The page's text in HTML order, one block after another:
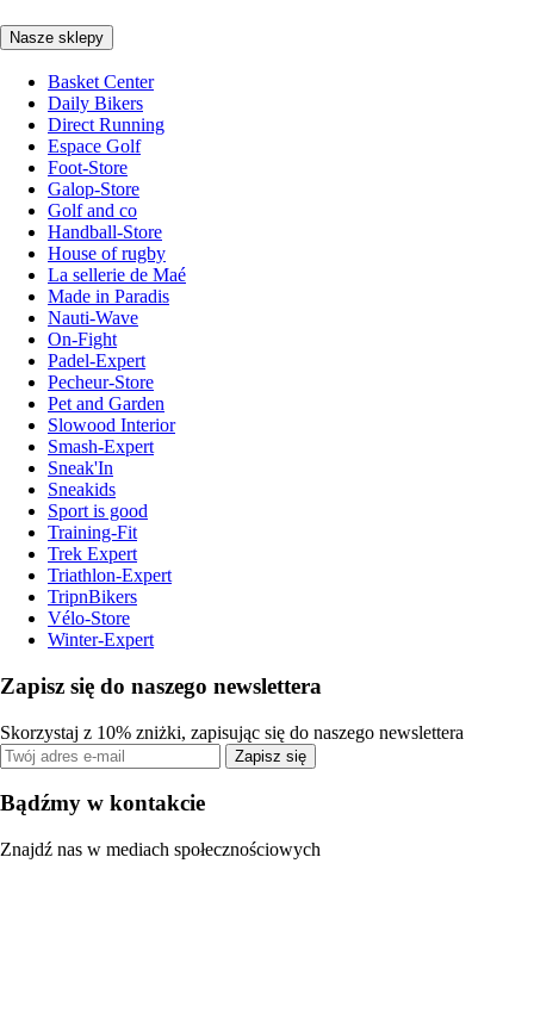
Nasze sklepy
Basket Center
Daily Bikers
Direct Running
Espace Golf
Foot-Store
Galop-Store
Golf and co
Handball-Store
House of rugby
La sellerie de Maé
Made in Paradis
Nauti-Wave
On-Fight
Padel-Expert
Pecheur-Store
Pet and Garden
Slowood Interior
Smash-Expert
Sneak'In
Sneakids
Sport is good
Training-Fit
Trek Expert
Triathlon-Expert
TripnBikers
Vélo-Store
Winter-Expert
Zapisz się do naszego newslettera
Skorzystaj z 10% zniżki, zapisując się do naszego newslettera
Zapisz się
Bądźmy w kontakcie
Znajdź nas w mediach społecznościowych